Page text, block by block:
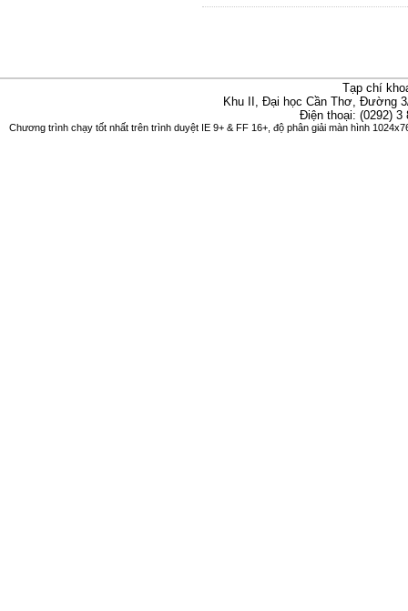
Tạp chí
Khu II, Đại học Cần Thơ, Đường
Điện thoại: (0292)
Chương trình chạy tốt nhất trên trình duyệt IE 9+ & FF 16+, độ phân giải màn hình